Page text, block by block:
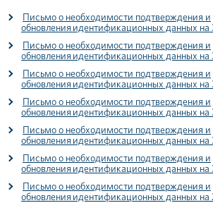
Письмо о необходимости подтверждения и
обновления идентификационных данных на
Письмо о необходимости подтверждения и
обновления идентификационных данных на
Письмо о необходимости подтверждения и
обновления идентификационных данных на
Письмо о необходимости подтверждения и
обновления идентификационных данных на
Письмо о необходимости подтверждения и
обновления идентификационных данных на
Письмо о необходимости подтверждения и
обновления идентификационных данных на
Письмо о необходимости подтверждения и
обновления идентификационных данных на